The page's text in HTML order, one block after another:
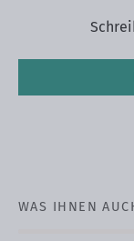
WAS IHNEN